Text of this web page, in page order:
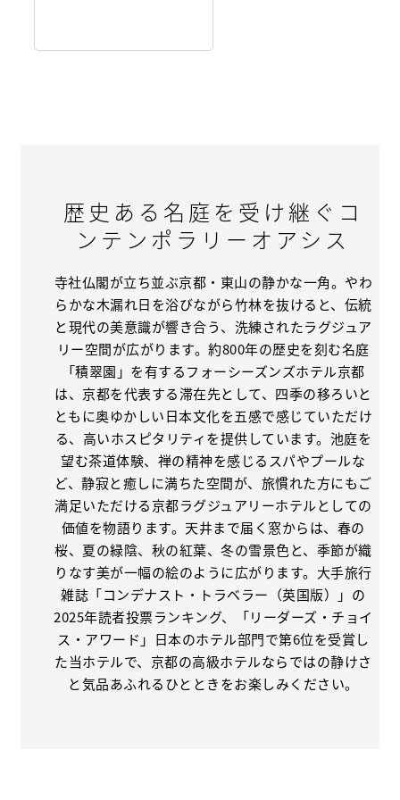
歴史ある名庭を受け継ぐコ
ンテンポラリーオアシス
寺社仏閣が立ち並ぶ京都・東山の静かな一角。やわ
らかな木漏れ日を浴びながら竹林を抜けると、伝統
と現代の美意識が響き合う、洗練されたラグジュア
リー空間が広がります。約800年の歴史を刻む名庭
「積翠園」を有するフォーシーズンズホテル京都
は、京都を代表する滞在先として、四季の移ろいと
ともに奥ゆかしい日本文化を五感で感じていただけ
る、高いホスピタリティを提供しています。池庭を
望む茶道体験、禅の精神を感じるスパやプールな
ど、静寂と癒しに満ちた空間が、旅慣れた方にもご
満足いただける京都ラグジュアリーホテルとしての
価値を物語ります。天井まで届く窓からは、春の
桜、夏の緑陰、秋の紅葉、冬の雪景色と、季節が織
りなす美が一幅の絵のように広がります。大手旅行
雑誌「コンデナスト・トラベラー（英国版）」の
2025年読者投票ランキング、「リーダーズ・チョイ
ス・アワード」日本のホテル部門で第6位を受賞し
た当ホテルで、京都の高級ホテルならではの静けさ
と気品あふれるひとときをお楽しみください。